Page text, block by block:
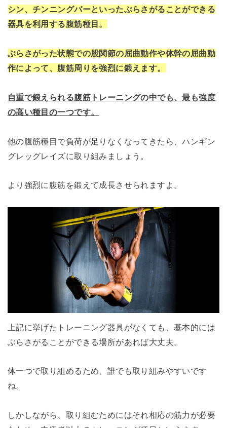
シン、チンニングバーといったぶらさがることができる
器具を利用する腹筋種目。
ぶらさがった状態での股関節の屈曲動作や体幹の屈曲動
作によって、腹筋周りを強烈に鍛えます。
自重で鍛えられる腹筋トレーニングの中でも、最も強度
の高い種目の一つです。
他の腹筋種目で負荷が足りなくなってきたら、ハンギン
グレッグレイズに取り組みましょう。
より強烈に腹筋を鍛えて成長させられますよ。
上記に挙げたトレーニング器具がなくても、基本的には
ぶらさがることができる場所があれば大丈夫。
体一つで取り組めるため、誰でも取り組みやすいです
ね。
しかしながら、取り組むためにはそれ相応の筋力が必要